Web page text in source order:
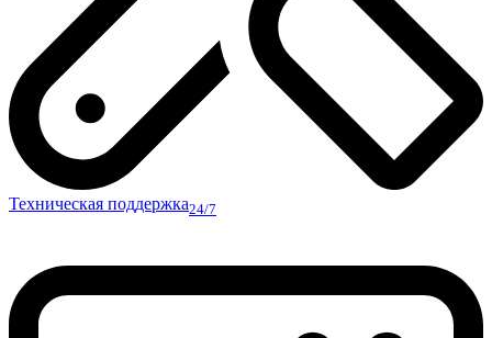
Техническая поддержка24/7